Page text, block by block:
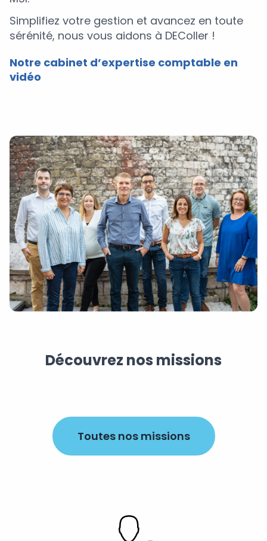
Simplifiez votre gestion et avancez en toute
sérénité, nous vous aidons à DEColler !
Notre cabinet d’expertise comptable en
vidéo
Découvrez nos missions
Toutes nos missions